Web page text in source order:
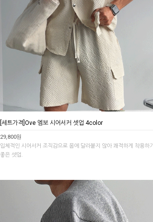
[세트가격]Ove 엠보 시어서커 셋업 4color
29,800원
입체적인 시어서커 조직감으로 몸에 달라붙지 않아 쾌적하게 착용하기
좋은 셋업.